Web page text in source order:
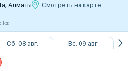
Алматы
Смотреть на карте
Сб. 08 авг. Вс. 09 авг.